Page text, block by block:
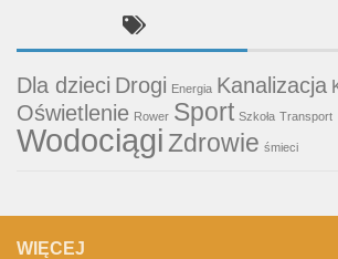
Dla dzieci Drogi Energia Kanalizacja
Oświetlenie Rower Sport Szkoła Transport
WodociągiZdrowie śmieci
WIĘCEJ